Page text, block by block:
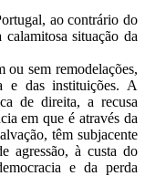
ao contrário do
situação da
ou sem remodelações,
e das instituições. A
de direita, a recusa
em que é através da
têm subjacente
agressão, à custa do
e da perda